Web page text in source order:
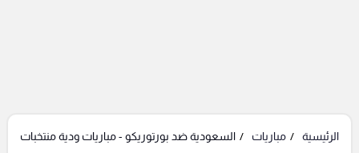
الرئيسية مباريات السعودية ضد بورتوريكو - مباريات ودية منتخبات